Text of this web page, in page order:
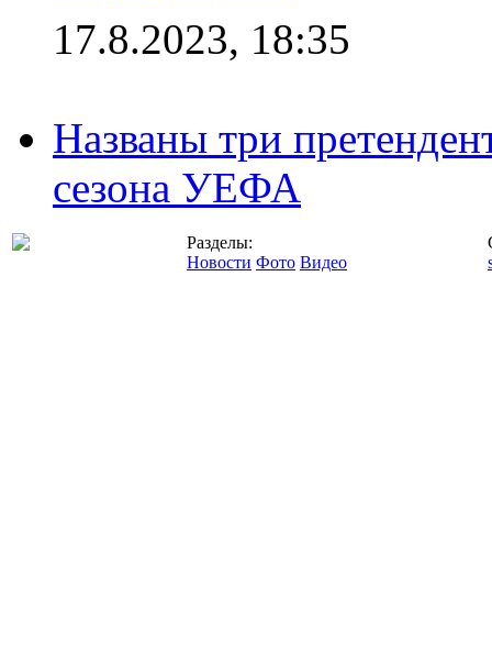
17.8.2023, 18:35
Названы три
сезона УЕФА
Разделы:
Новости Фото Видео